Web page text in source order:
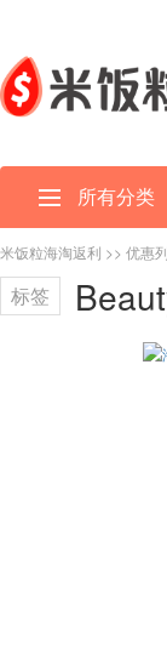
所有分类
米饭粒海淘返利 >> 优惠
标签